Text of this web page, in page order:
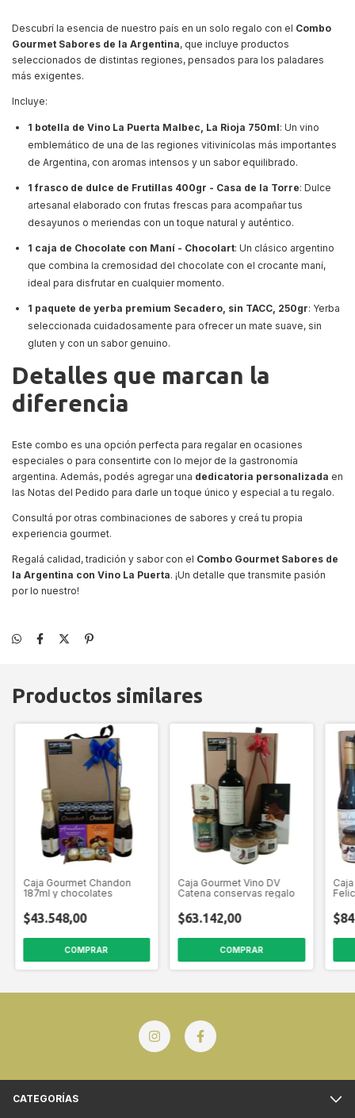
Descubrí la esencia de nuestro país en un solo regalo con el Combo
Gourmet Sabores de la Argentina, que incluye productos
seleccionados de distintas regiones, pensados para los paladares
más exigentes.
Incluye:
1 botella de Vino La Puerta Malbec, La Rioja 750ml: Un vino
emblemático de una de las regiones vitivinícolas más importantes
de Argentina, con aromas intensos y un sabor equilibrado.
1 frasco de dulce de Frutillas 400gr - Casa de la Torre: Dulce
artesanal elaborado con frutas frescas para acompañar tus
desayunos o meriendas con un toque natural y auténtico.
1 caja de Chocolate con Maní - Chocolart: Un clásico argentino
que combina la cremosidad del chocolate con el crocante maní,
ideal para disfrutar en cualquier momento.
1 paquete de yerba premium Secadero, sin TACC, 250gr: Yerba
seleccionada cuidadosamente para ofrecer un mate suave, sin
gluten y con un sabor genuino.
Detalles que marcan la
diferencia
Este combo es una opción perfecta para regalar en ocasiones
especiales o para consentirte con lo mejor de la gastronomía
argentina. Además, podés agregar una dedicatoria personalizada en
las Notas del Pedido para darle un toque único y especial a tu regalo.
Consultá por otras combinaciones de sabores y creá tu propia
experiencia gourmet.
Regalá calidad, tradición y sabor con el Combo Gourmet Sabores de
la Argentina con Vino La Puerta. ¡Un detalle que transmite pasión
por lo nuestro!
Productos similares
Caja Gourmet Chandon
187ml y chocolates
$43.548,00
Caja Gourmet Vino DV
Catena conservas regalo
$63.142,00
CATEGORÍAS